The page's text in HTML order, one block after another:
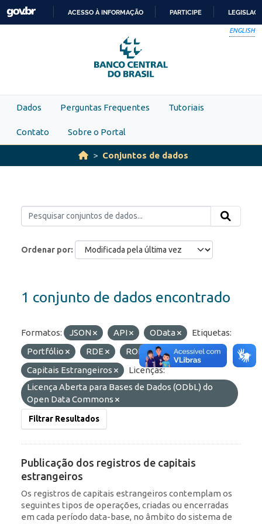
Skip to main content
PARA
O
CONTEÚDO
ACESSO À INFORMAÇÃO PARTICIPE
ENGLISH
Dados Perguntas Frequentes Tutoriais
Contato Sobre o Portal
Conjuntos de dados
Ordenar por
1 conjunto de dados encontrado
Formatos: JSON API OData
Etiquetas:
Portfólio
RDE
ROF
Capitais Estrangeiros
Licenças:
Licença Aberta para Bases de Dados (ODbL) do
Open Data Commons
Filtrar Resultados
Publicação dos registros de capitais
estrangeiros
Os registros de capitais estrangeiros contemplam os
seguintes tipos de operações, criadas ou encerradas
em cada período data-base, no âmbito do sistema de